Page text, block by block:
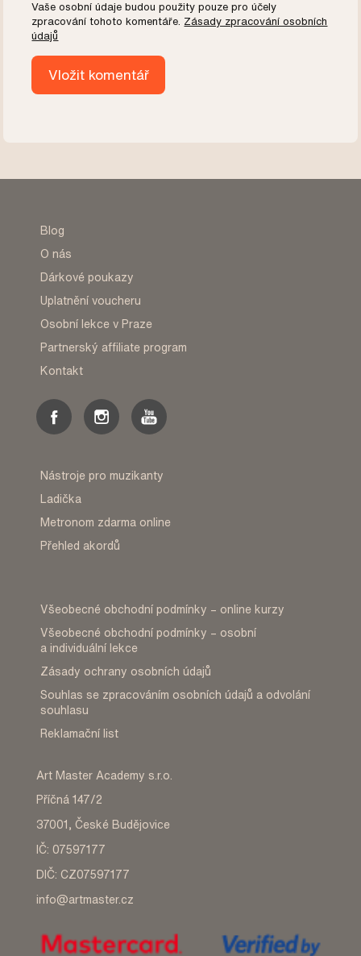
Vaše osobní údaje budou použity pouze pro účely
zpracování tohoto komentáře.
Zásady zpracování osobních
údajů
Blog
O nás
Dárkové poukazy
Uplatnění voucheru
Osobní lekce v Praze
Partnerský affiliate program
Kontakt
Nástroje pro muzikanty
Ladička
Metronom zdarma online
Přehled akordů
Všeobecné obchodní podmínky – online kurzy
Všeobecné obchodní podmínky – osobní
a individuální lekce
Zásady ochrany osobních údajů
Souhlas se zpracováním osobních údajů a odvolání
souhlasu
Reklamační list
Art Master Academy s.r.o.
Příčná 147/2
37001, České Budějovice
IČ: 07597177
DIČ: CZ07597177
info@artmaster.cz